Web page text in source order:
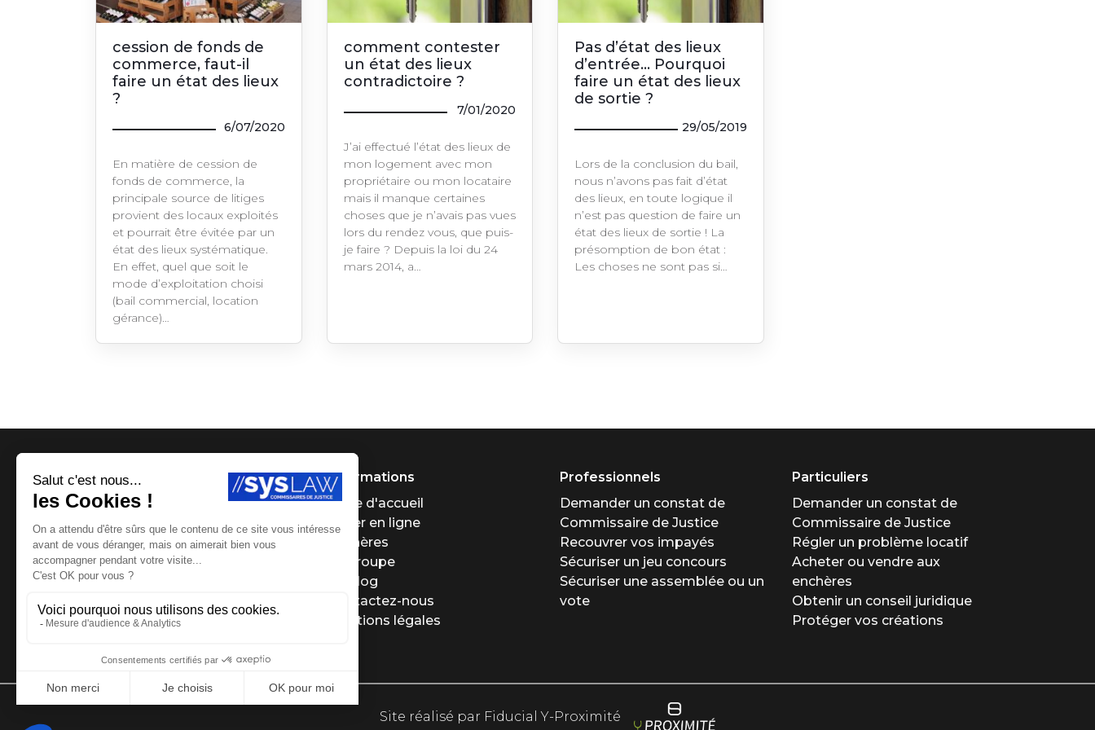
cession de fonds de
commerce, faut-il
faire un état des lieux
?
6/07/2020
En matière de cession de
fonds de commerce, la
principale source de litiges
provient des locaux exploités
et pourrait être évitée par un
état des lieux systématique.
En effet, quel que soit le
mode d’exploitation choisi
(bail commercial, location
gérance)…
comment contester
un état des lieux
contradictoire ?
7/01/2020
J’ai effectué l’état des lieux de
mon logement avec mon
propriétaire ou mon locataire
mais il manque certaines
choses que je n’avais pas vues
lors du rendez vous, que puis-
je faire ? Depuis la loi du 24
mars 2014, a…
Pas d’état des lieux
d’entrée… Pourquoi
faire un état des lieux
de sortie ?
29/05/2019
Lors de la conclusion du bail,
nous n’avons pas fait d’état
des lieux, en toute logique il
n’est pas question de faire un
état des lieux de sortie ! La
présomption de bon état :
Les choses ne sont pas si…
Informations
Page d'accueil
Payer en ligne
Enchères
Le groupe
Le Blog
Contactez-nous
Mentions légales
Professionnels
Demander un constat de
Commissaire de Justice
Recouvrer vos impayés
Sécuriser un jeu concours
Sécuriser une assemblée ou un
vote
Particuliers
Demander un constat de
Commissaire de Justice
Régler un problème locatif
Acheter ou vendre aux
enchères
Obtenir un conseil juridique
Protéger vos créations
Site réalisé par Fiducial Y-Proximité